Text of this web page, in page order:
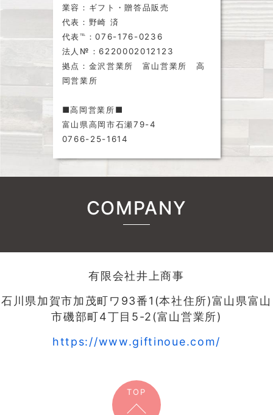
業容：ギフト・贈答品販売
代表：野崎 済
代表℡：076-176-0236
法人№：6220002012123
拠点：金沢営業所 富山営業所 高
岡営業所
■高岡営業所■
富山県高岡市石瀬79-4
0766-25-1614
COMPANY
有限会社井上商事
石川県加賀市加茂町ワ93番1(本社住所)富山県富山
市磯部町4丁目5-2(富山営業所)
https://www.giftinoue.com/
TOP